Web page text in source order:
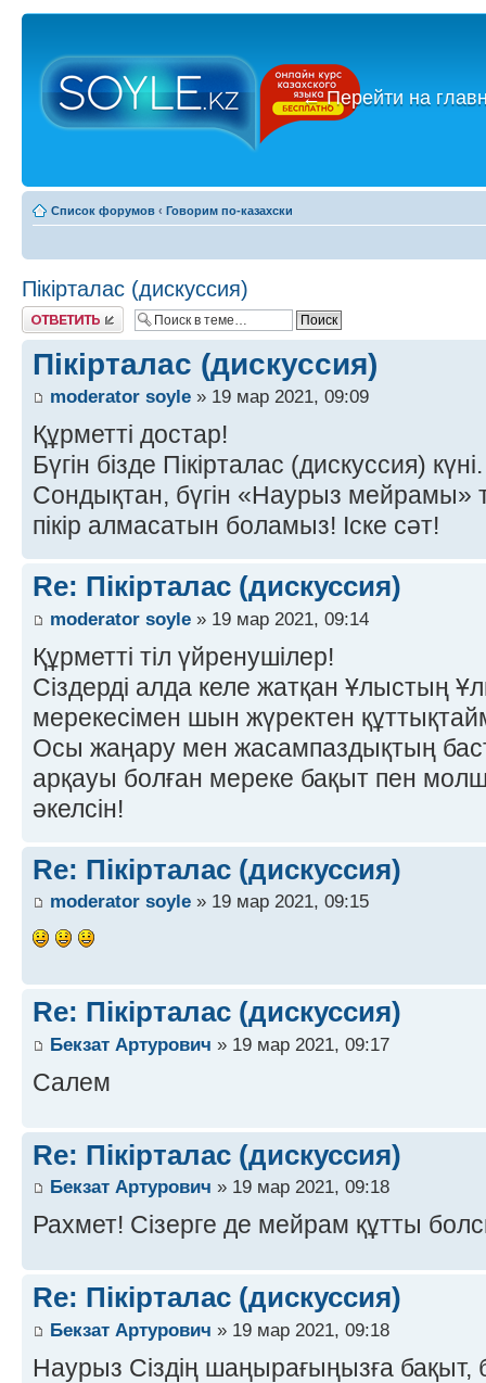
←Перейти на
Список форумов ‹ Говорим по-казахски
Пікірталас (дискуссия)
Ответить
Пікірталас (дискуссия)
moderator soyle » 19 мар 2021, 09:09
Құрметті достар!
Бүгін бізде Пікірталас (дискуссия) күні.
Сондықтан, бүгін «Наурыз мейрамы»
пікір алмасатын боламыз! Іске сәт!
Re: Пікірталас (дискуссия)
moderator soyle » 19 мар 2021, 09:14
Құрметті тіл үйренушілер!
Сіздерді алда келе жатқан Ұлыстың
мерекесімен шын жүректен
Осы жаңару мен жасампаздықтың
арқауы болған мереке бақыт пен
әкелсін!
Re: Пікірталас (дискуссия)
moderator soyle » 19 мар 2021, 09:15
Re: Пікірталас (дискуссия)
Бекзат Артурович » 19 мар 2021, 09:17
Салем
Re: Пікірталас (дискуссия)
Бекзат Артурович » 19 мар 2021, 09:18
Рахмет! Сізерге де мейрам құтты
Re: Пікірталас (дискуссия)
Бекзат Артурович » 19 мар 2021, 09:18
Наурыз Сіздің шаңырағыңызға бақыт,